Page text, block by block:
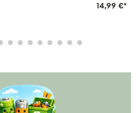
14,99 €*